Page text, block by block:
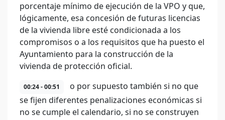
porcentaje mínimo de ejecución de la VPO y que,
lógicamente, esa concesión de futuras licencias
de la vivienda libre esté condicionada a los
compromisos o a los requisitos que ha puesto el
Ayuntamiento para la construcción de la
vivienda de protección oficial.
00:24 - 00:51
o por supuesto también si no que
se fijen diferentes penalizaciones económicas si
no se cumple el calendario, si no se construyen